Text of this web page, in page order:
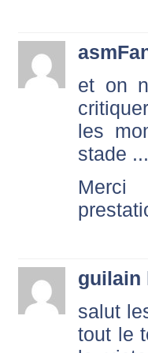
et on
les
stade
Merci
guilain
salut
tout le